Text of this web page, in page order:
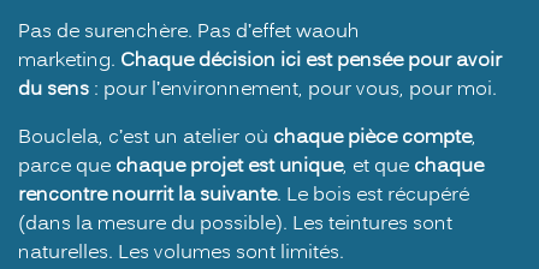
Pas de surenchère. Pas d’effet waouh
marketing. Chaque décision ici est pensée pour avoir
du sens : pour l’environnement, pour vous, pour moi.
Bouclela, c’est un atelier où chaque pièce compte,
parce que chaque projet est unique, et que chaque
rencontre nourrit la suivante. Le bois est récupéré
(dans la mesure du possible). Les teintures sont
naturelles. Les volumes sont limités.